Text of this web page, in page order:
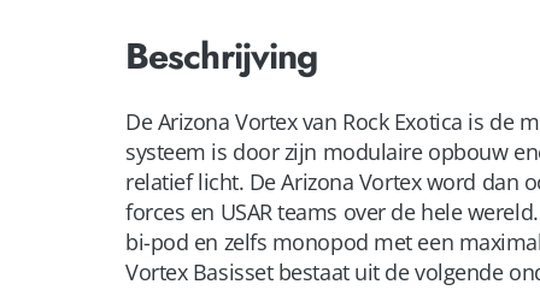
Beschrijving
De Arizona Vortex van Rock Exotica is de
systeem is door zijn modulaire opbouw
relatief licht. De Arizona Vortex word dan
forces en USAR teams over de hele
bi-pod en zelfs monopod met een
Vortex Basisset bestaat uit de volgende